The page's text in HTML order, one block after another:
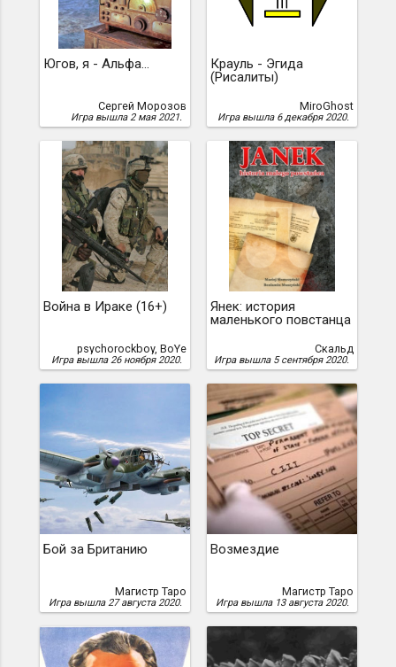
Югов, я - Альфа...
Сергей Морозов
Игра вышла 2 мая 2021.
Крауль - Эгида
(Рисалиты)
MiroGhost
Игра вышла 6 декабря 2020.
Война в Ираке (16+)
psychorockboy, BoYe
Игра вышла 26 ноября 2020.
Янек: история
маленького повстанца
Скальд
Игра вышла 5 сентября 2020.
Бой за Британию
Магистр Таро
Игра вышла 27 августа 2020.
Возмездие
Магистр Таро
Игра вышла 13 августа 2020.